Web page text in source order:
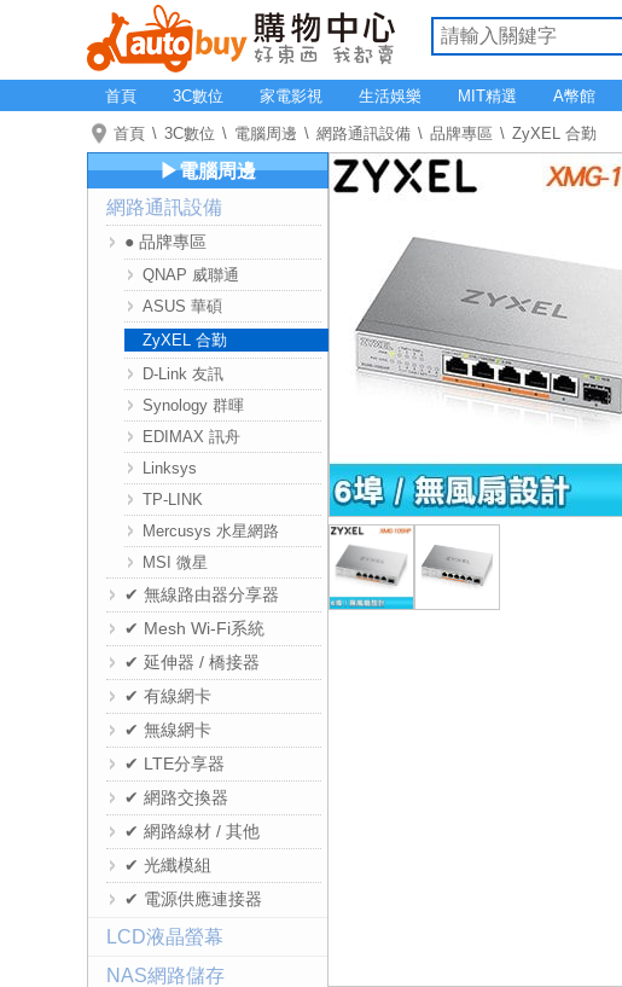
首頁 3C數位 家電影視 生活娛樂 MIT精選 A幣館
首頁 3C數位 電腦周邊 網路通訊設備 品牌專區 ZyXEL 合勤
▶電腦周邊
網路通訊設備
● 品牌專區
QNAP 威聯通
ASUS 華碩
ZyXEL 合勤
D-Link 友訊
Synology 群暉
EDIMAX 訊舟
Linksys
TP-LINK
Mercusys 水星網路
MSI 微星
✔ 無線路由器分享器
✔ Mesh Wi-Fi系統
✔ 延伸器 / 橋接器
✔ 有線網卡
✔ 無線網卡
✔ LTE分享器
✔ 網路交換器
✔ 網路線材 / 其他
✔ 光纖模組
✔ 電源供應連接器
LCD液晶螢幕
NAS網路儲存